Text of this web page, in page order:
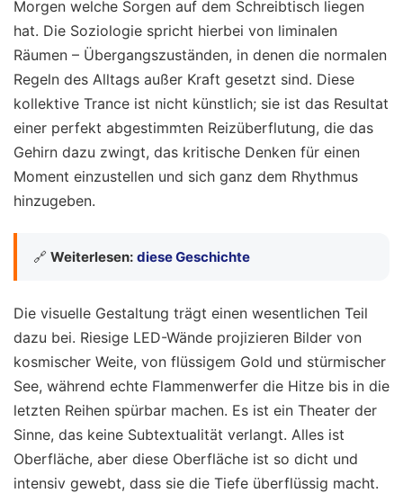
Morgen welche Sorgen auf dem Schreibtisch liegen
hat. Die Soziologie spricht hierbei von liminalen
Räumen – Übergangszuständen, in denen die normalen
Regeln des Alltags außer Kraft gesetzt sind. Diese
kollektive Trance ist nicht künstlich; sie ist das Resultat
einer perfekt abgestimmten Reizüberflutung, die das
Gehirn dazu zwingt, das kritische Denken für einen
Moment einzustellen und sich ganz dem Rhythmus
hinzugeben.
🔗 Weiterlesen: diese Geschichte
Die visuelle Gestaltung trägt einen wesentlichen Teil
dazu bei. Riesige LED-Wände projizieren Bilder von
kosmischer Weite, von flüssigem Gold und stürmischer
See, während echte Flammenwerfer die Hitze bis in die
letzten Reihen spürbar machen. Es ist ein Theater der
Sinne, das keine Subtextualität verlangt. Alles ist
Oberfläche, aber diese Oberfläche ist so dicht und
intensiv gewebt, dass sie die Tiefe überflüssig macht.